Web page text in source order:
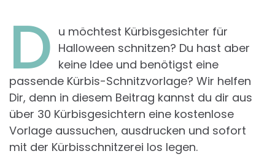
D u möchtest Kürbisgesichter für
Halloween schnitzen? Du hast aber
keine Idee und benötigst eine
passende Kürbis-Schnitzvorlage? Wir helfen
Dir, denn in diesem Beitrag kannst du dir aus
über 30 Kürbisgesichtern eine kostenlose
Vorlage aussuchen, ausdrucken und sofort
mit der Kürbisschnitzerei los legen.